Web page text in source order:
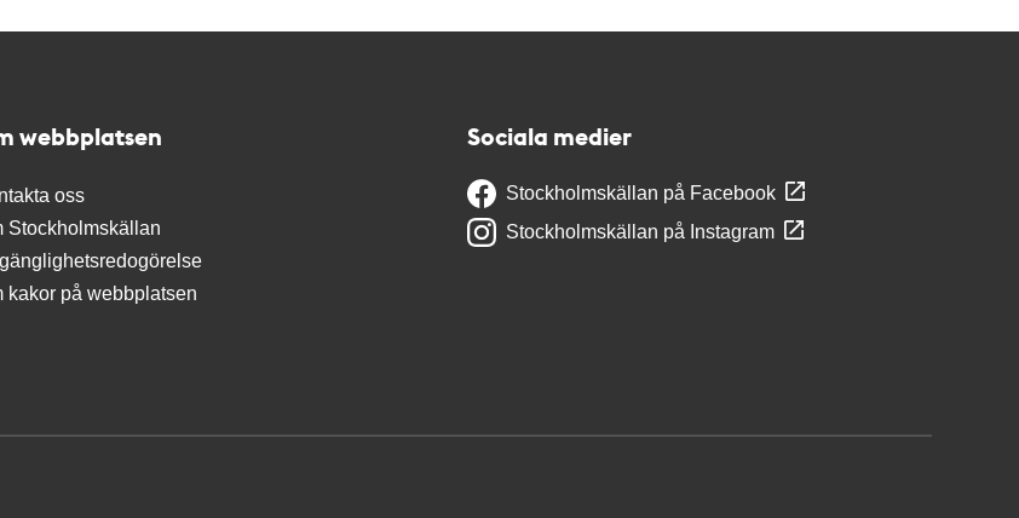
webbplatsen
oss
Stockholmskällan
kakor på webbplatsen
Sociala medier
Stockholmskällan på Facebook
Stockholmskällan på Instagram